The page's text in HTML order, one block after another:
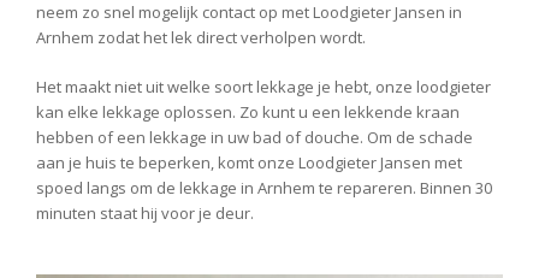
neem zo snel mogelijk contact op met Loodgieter Jansen in
Arnhem zodat het lek direct verholpen wordt.
Het maakt niet uit welke soort lekkage je hebt, onze loodgieter
kan elke lekkage oplossen. Zo kunt u een lekkende kraan
hebben of een lekkage in uw bad of douche. Om de schade
aan je huis te beperken, komt onze Loodgieter Jansen met
spoed langs om de lekkage in Arnhem te repareren. Binnen 30
minuten staat hij voor je deur.